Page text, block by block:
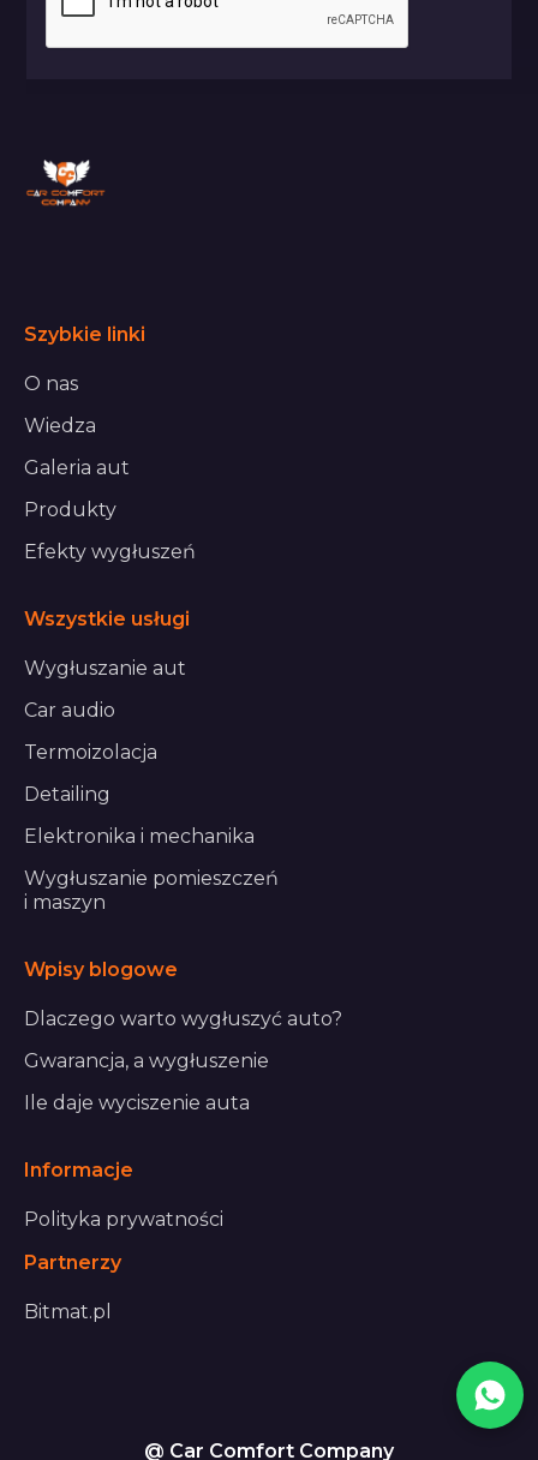
Szybkie linki
O nas
Wiedza
Galeria aut
Produkty
Efekty wygłuszeń
Wszystkie usługi
Wygłuszanie aut
Car audio
Termoizolacja
Detailing
Elektronika i mechanika
Wygłuszanie pomieszczeń
i maszyn
Wpisy blogowe
Dlaczego warto wygłuszyć auto?
Gwarancja, a wygłuszenie
Ile daje wyciszenie auta
Informacje
Polityka prywatności
Partnerzy
Bitmat.pl
@ Car Comfort Company